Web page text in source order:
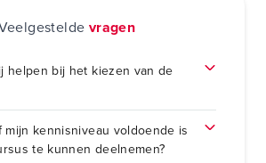
vragen
helpen bij het kiezen van de
mijn kennisniveau voldoende is
te kunnen deelnemen?